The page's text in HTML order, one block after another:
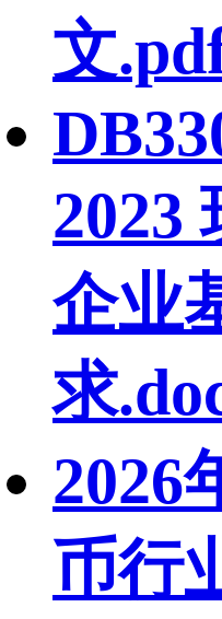
文
2023
企业
求
2026
币行